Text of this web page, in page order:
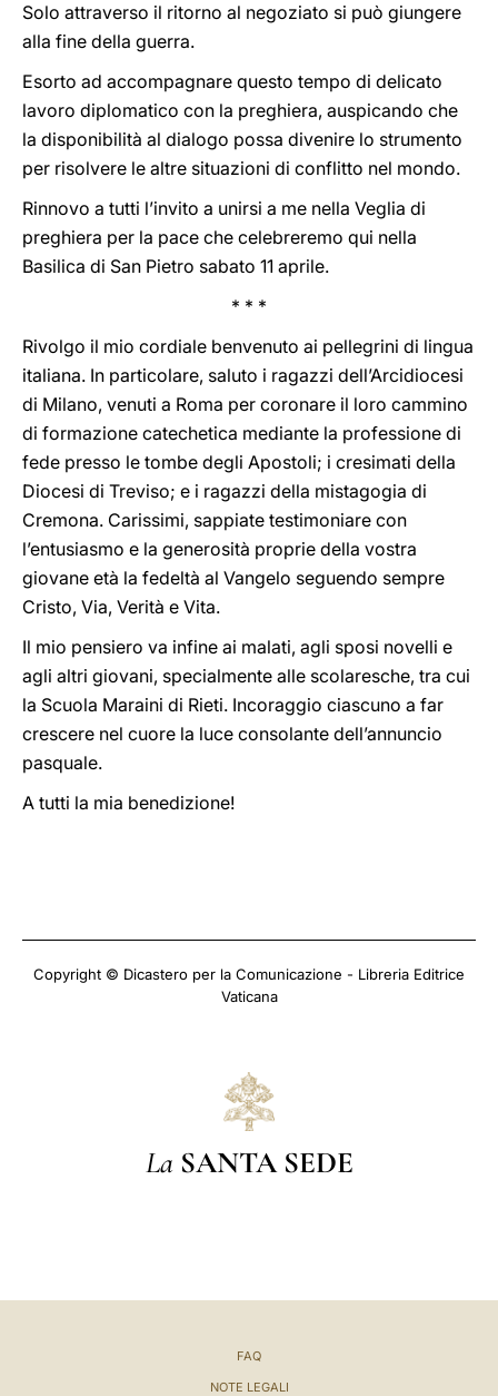
Solo attraverso il ritorno al negoziato si può giungere
alla fine della guerra.
Esorto ad accompagnare questo tempo di delicato
lavoro diplomatico con la preghiera, auspicando che
la disponibilità al dialogo possa divenire lo strumento
per risolvere le altre situazioni di conflitto nel mondo.
Rinnovo a tutti l’invito a unirsi a me nella Veglia di
preghiera per la pace che celebreremo qui nella
Basilica di San Pietro sabato 11 aprile.
* * *
Rivolgo il mio cordiale benvenuto ai pellegrini di lingua
italiana. In particolare, saluto i ragazzi dell’Arcidiocesi
di Milano, venuti a Roma per coronare il loro cammino
di formazione catechetica mediante la professione di
fede presso le tombe degli Apostoli; i cresimati della
Diocesi di Treviso; e i ragazzi della mistagogia di
Cremona. Carissimi, sappiate testimoniare con
l’entusiasmo e la generosità proprie della vostra
giovane età la fedeltà al Vangelo seguendo sempre
Cristo, Via, Verità e Vita.
Il mio pensiero va infine ai malati, agli sposi novelli e
agli altri giovani, specialmente alle scolaresche, tra cui
la Scuola Maraini di Rieti. Incoraggio ciascuno a far
crescere nel cuore la luce consolante dell’annuncio
pasquale.
A tutti la mia benedizione!
Copyright © Dicastero per la Comunicazione - Libreria Editrice
Vaticana
La SANTA SEDE
FAQ
NOTE LEGALI